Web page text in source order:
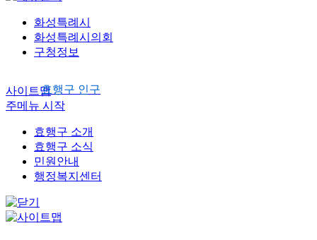
화성특례시
화성특례시의회
구청정보
효행구 인구
사이트맵
주메뉴 시작
효행구 소개
효행구 소식
민원안내
행정복지센터